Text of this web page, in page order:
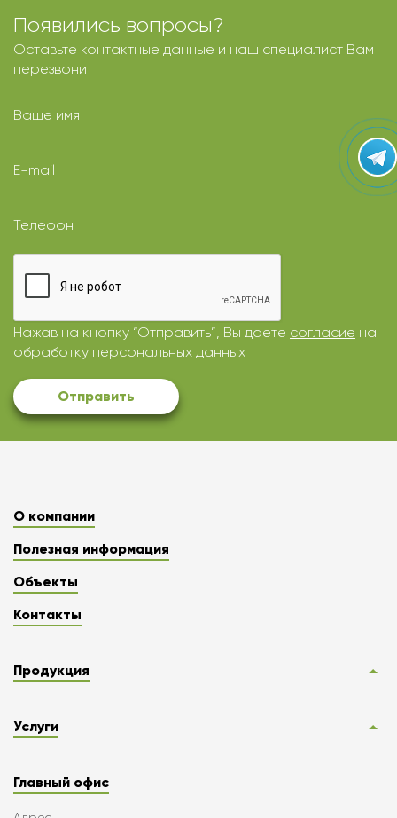
Появились вопросы?
Оставьте контактные данные и наш специалист Вам
перезвонит
Ваше имя
E-mail
Телефон
Нажав на кнопку “Отправить”, Вы даете согласие на
обработку персональных данных
Отправить
О компании
Полезная информация
Объекты
Контакты
Продукция
Услуги
Главный офис